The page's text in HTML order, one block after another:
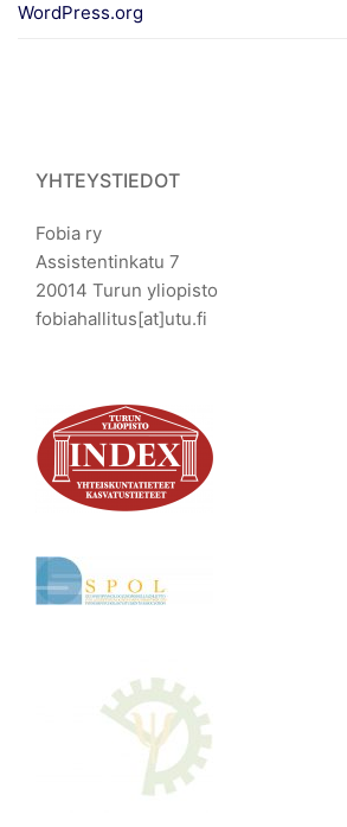
WordPress.org
YHTEYSTIEDOT
Fobia ry
Assistentinkatu 7
20014 Turun yliopisto
fobiahallitus[at]utu.fi